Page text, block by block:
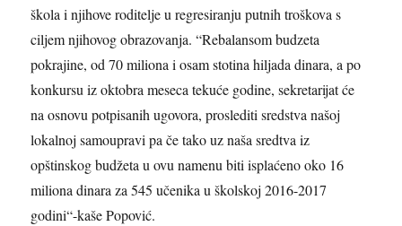
škola i njihove roditelje u regresiranju putnih troškova s
ciljem njihovog obrazovanja. “Rebalansom budzeta
pokrajine,od 70 miliona i osam stotina hiljada dinara, a po
konkursu iz oktobra meseca tekuće godine, sekretarijat će
na osnovu potpisanih ugovora, proslediti sredstvanašoj
lokalnojsamoupravi pa če tako uz naša sredtva iz
opštinskog budžeta u ovu namenu biti isplaćeno oko 16
miliona dinara za 545 učenika u školskoj 2016-2017
godini“-kaše Popović.